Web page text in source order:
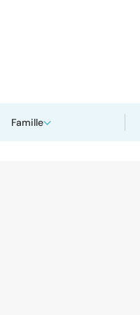
Famille